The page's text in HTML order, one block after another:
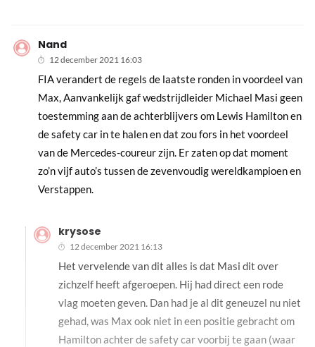
Nand
12 december 2021 16:03
FIA verandert de regels de laatste ronden in voordeel van
Max, Aanvankelijk gaf wedstrijdleider Michael Masi geen
toestemming aan de achterblijvers om Lewis Hamilton en
de safety car in te halen en dat zou fors in het voordeel
van de Mercedes-coureur zijn. Er zaten op dat moment
zo’n vijf auto’s tussen de zevenvoudig wereldkampioen en
Verstappen.
krysose
12 december 2021 16:13
Het vervelende van dit alles is dat Masi dit over
zichzelf heeft afgeroepen. Hij had direct een rode
vlag moeten geven. Dan had je al dit geneuzel nu niet
gehad, was Max ook niet in een positie gebracht om
Hamilton achter de safety car voorbij te gaan (waar